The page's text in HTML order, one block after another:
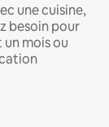
une cuisine,
besoin pour
mois ou